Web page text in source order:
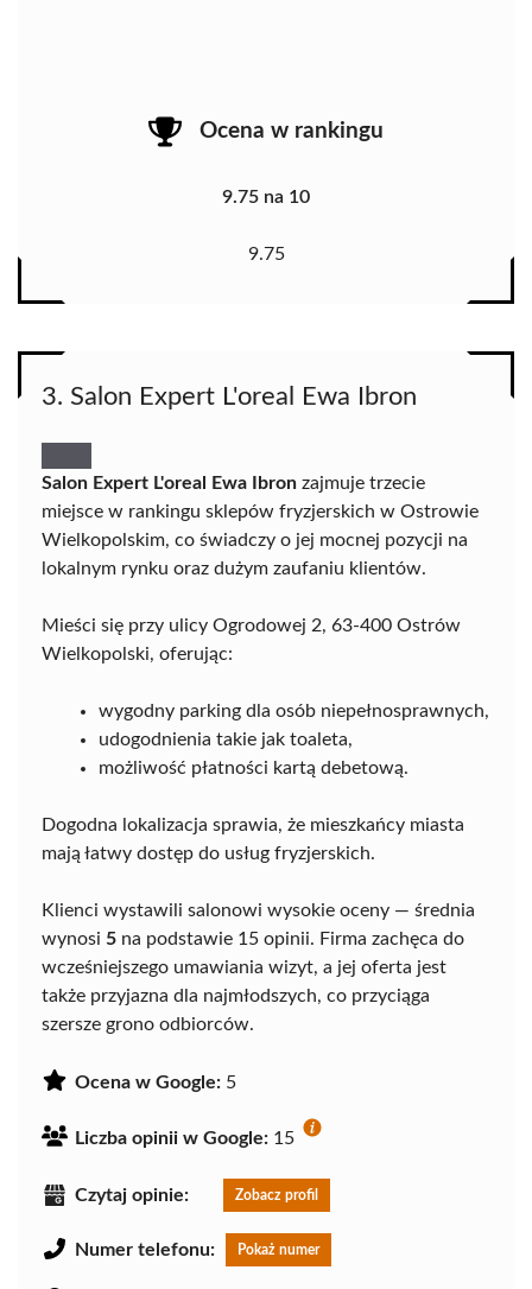
Ocena w rankingu
9.75 na 10
9.75
3. Salon Expert L'oreal Ewa Ibron
Salon Expert L'oreal Ewa Ibron zajmuje trzecie
miejsce w rankingu sklepów fryzjerskich w Ostrowie
Wielkopolskim, co świadczy o jej mocnej pozycji na
lokalnym rynku oraz dużym zaufaniu klientów.
Mieści się przy ulicy Ogrodowej 2, 63-400 Ostrów
Wielkopolski, oferując:
wygodny parking dla osób niepełnosprawnych,
udogodnienia takie jak toaleta,
możliwość płatności kartą debetową.
Dogodna lokalizacja sprawia, że mieszkańcy miasta
mają łatwy dostęp do usług fryzjerskich.
Klienci wystawili salonowi wysokie oceny — średnia
wynosi 5 na podstawie 15 opinii. Firma zachęca do
wcześniejszego umawiania wizyt, a jej oferta jest
także przyjazna dla najmłodszych, co przyciąga
szersze grono odbiorców.
Ocena w Google: 5
Liczba opinii w Google: 15
Czytaj opinie: Zobacz profil
Numer telefonu: Pokaż numer